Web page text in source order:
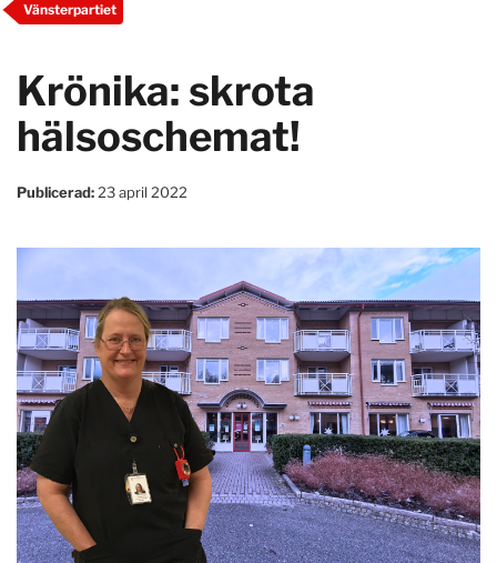
Vänsterpartiet
Krönika: skrota
hälsoschemat!
Publicerad: 23 april 2022